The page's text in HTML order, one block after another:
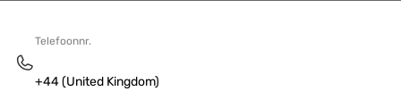
Telefoonnr.
+44 (United Kingdom)